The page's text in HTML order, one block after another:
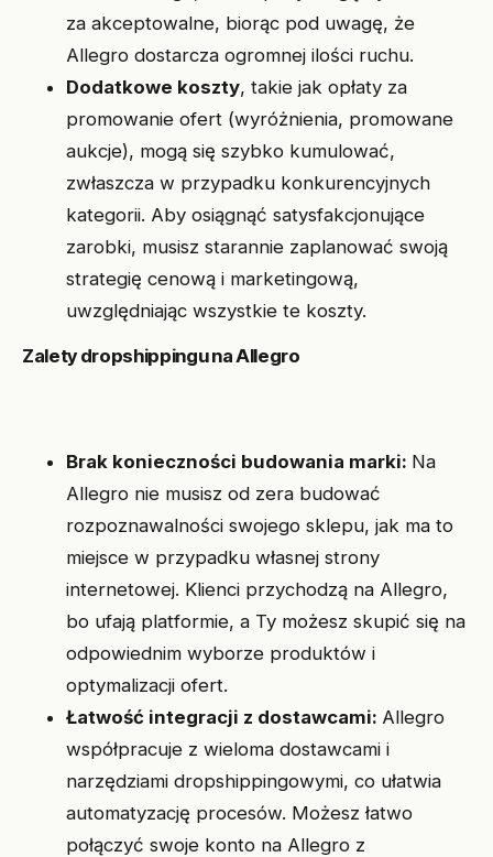
za akceptowalne, biorąc pod uwagę, że
Allegro dostarcza ogromnej ilości ruchu.
Dodatkowe koszty, takie jak opłaty za
promowanie ofert (wyróżnienia, promowane
aukcje), mogą się szybko kumulować,
zwłaszcza w przypadku konkurencyjnych
kategorii. Aby osiągnąć satysfakcjonujące
zarobki, musisz starannie zaplanować swoją
strategię cenową i marketingową,
uwzględniając wszystkie te koszty.
Zalety dropshippingu na Allegro
Brak konieczności budowania marki: Na
Allegro nie musisz od zera budować
rozpoznawalności swojego sklepu, jak ma to
miejsce w przypadku własnej strony
internetowej. Klienci przychodzą na Allegro,
bo ufają platformie, a Ty możesz skupić się na
odpowiednim wyborze produktów i
optymalizacji ofert.
Łatwość integracji z dostawcami: Allegro
współpracuje z wieloma dostawcami i
narzędziami dropshippingowymi, co ułatwia
automatyzację procesów. Możesz łatwo
połączyć swoje konto na Allegro z